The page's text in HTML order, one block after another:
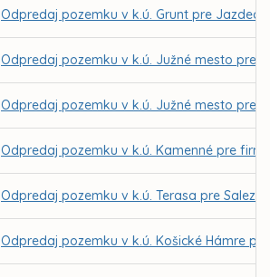
Odpredaj pozemku v k.ú. Grunt pre
Odpredaj pozemku v k.ú. Južné mesto pre
Odpredaj pozemku v k.ú. Južné mesto pre
Odpredaj pozemku v k.ú. Kamenné pre firmu
Odpredaj pozemku v k.ú. Terasa pre
Odpredaj pozemku v k.ú. Košické Hámre